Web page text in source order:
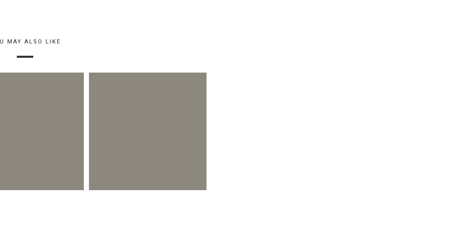
MAY ALSO LIKE